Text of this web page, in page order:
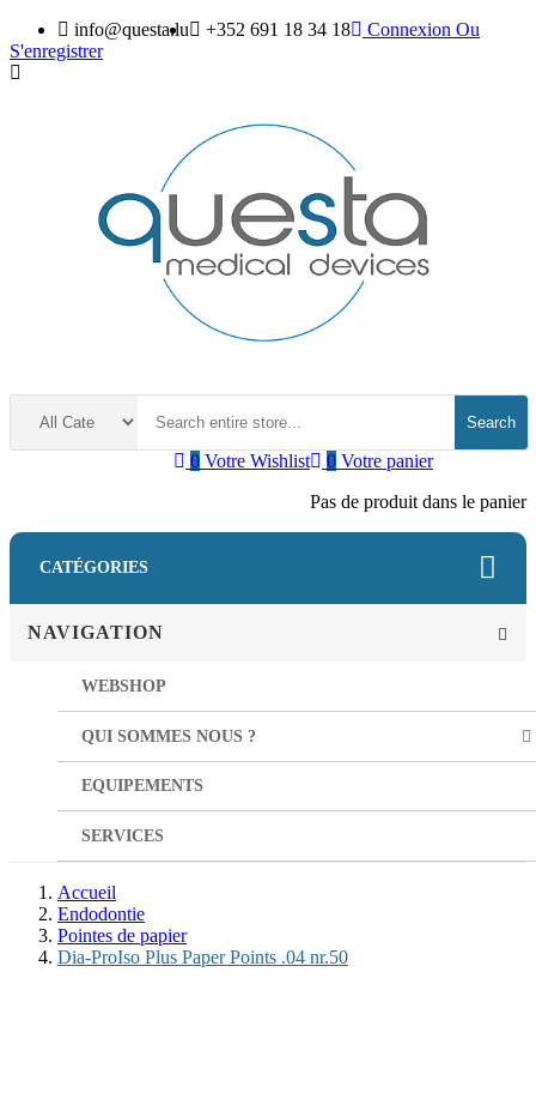
info@questa.lu +352 691 18 34 18 Connexion Ou
S'enregistrer
Search
0 Votre panier
Pas de produit dans le panier
0 Votre Wishlist
CATÉGORIES
NAVIGATION
WEBSHOP
QUI SOMMES NOUS ?
EQUIPEMENTS
SERVICES
Accueil
Endodontie
Pointes de papier
Dia-ProIso Plus Paper Points .04 nr.50